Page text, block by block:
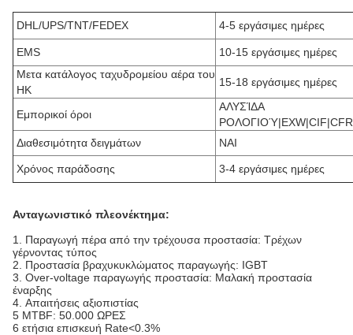
DHL/UPS/TNT/FEDEX 4-5 εργάσιμες ημέρες
EMS
10-15 εργάσιμες ημέρες
Μετα κατάλογος ταχυδρομείου αέρα του
HK
15-18 εργάσιμες ημέρες
Εμπορικοί όροι
ΑΛΥΣΊΔΑ
ΡΟΛΟΓΙΟΎ|EXW|CIF|CFR
Διαθεσιμότητα δειγμάτων
ΝΑΙ
Χρόνος παράδοσης 3-4 εργάσιμες ημέρες
Ανταγωνιστικό πλεονέκτημα:
1. Παραγωγή πέρα από την τρέχουσα προστασία: Τρέχων
γέρνοντας τύπος
2. Προστασία βραχυκυκλώματος παραγωγής: IGBT
3. Over-voltage παραγωγής προστασία: Μαλακή προστασία
έναρξης
4. Απαιτήσεις αξιοπιστίας
5 MTBF: 50.000 ΩΡΕΣ
6 ετήσια επισκευή Rate<0.3%